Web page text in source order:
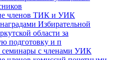
членов ТИК и УИК
Избирательной
области за
подготовку и п
с членами УИК